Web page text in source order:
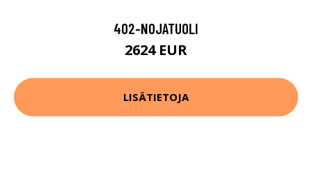
402-NOJATUOLI
2624 EUR
LISÄTIETOJA